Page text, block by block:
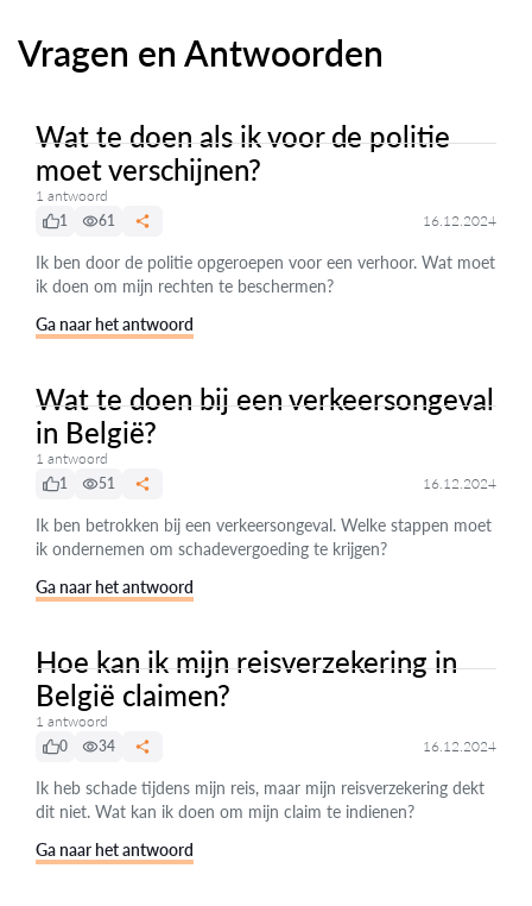
Vragen en Antwoorden
Wat te doen als ik voor de politie
moet verschijnen?
1 antwoord
1
61 16.12.2024
Ik ben door de politie opgeroepen voor een verhoor. Wat moet
ik doen om mijn rechten te beschermen?
Ga naar het antwoord
Wat te doen bij een verkeersongeval
in België?
1 antwoord
1
51 16.12.2024
Ik ben betrokken bij een verkeersongeval. Welke stappen moet
ik ondernemen om schadevergoeding te krijgen?
Ga naar het antwoord
Hoe kan ik mijn reisverzekering in
België claimen?
1 antwoord
0
34 16.12.2024
Ik heb schade tijdens mijn reis, maar mijn reisverzekering dekt
dit niet. Wat kan ik doen om mijn claim te indienen?
Ga naar het antwoord